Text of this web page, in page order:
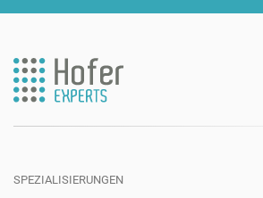
SPEZIALISIERUNGEN